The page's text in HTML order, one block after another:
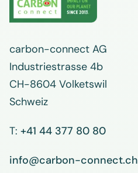
carbon-connect AG
Industriestrasse 4b
CH-8604 Volketswil
Schweiz
T: +41 44 377 80 80
info@carbon-connect.ch